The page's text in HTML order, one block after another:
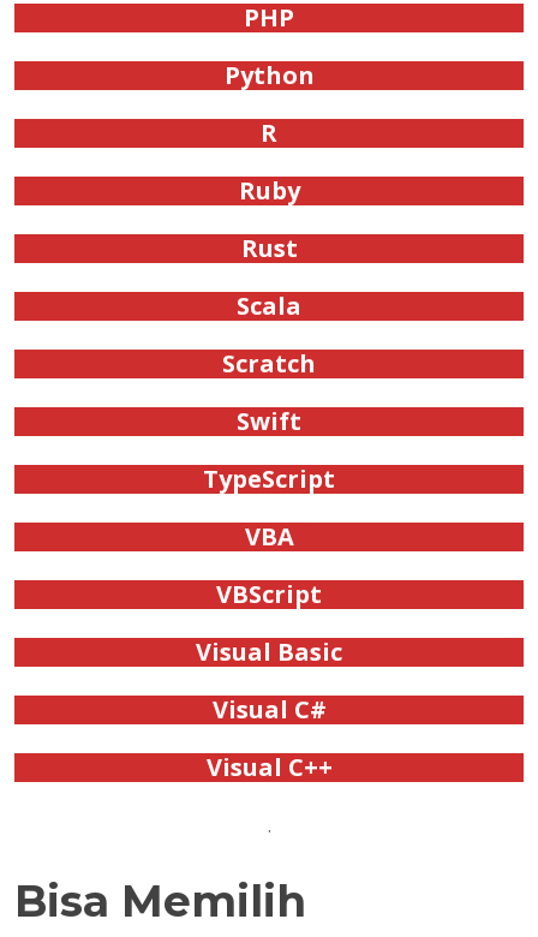
PHP
Python
R
Ruby
Rust
Scala
Scratch
Swift
TypeScript
VBA
VBScript
Visual Basic
Visual C#
Visual C++
.
Bisa Memilih